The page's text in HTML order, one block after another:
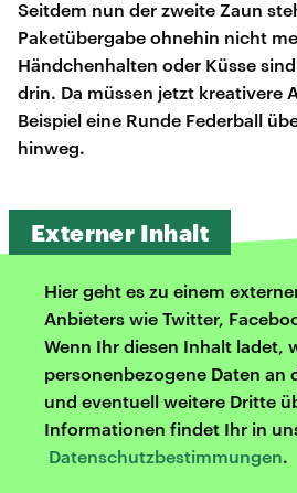
Seitdem nun der zweite Zaun
Paketübergabe ohnehin nicht
Händchenhalten oder Küsse
drin. Da müssen jetzt kreativere
Beispiel eine Runde Federball
hinweg.
Externer Inhalt
Hier geht es zu einem
Anbieters wie Twitter,
Wenn Ihr diesen Inhalt ladet,
personenbezogene Daten an
und eventuell weitere Dritte
Informationen findet Ihr in
Datenschutzbestimmungen.